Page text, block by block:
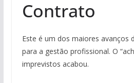
Contrato
Este é um dos maiores avanços
para a gestão profissional. O
imprevistos acabou.